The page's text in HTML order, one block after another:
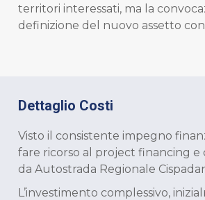
territori interessati, ma la
definizione del nuovo assetto
Dettaglio Costi
Visto il consistente impegno
fare ricorso al project financing
da Autostrada Regionale
L’investimento complessivo,